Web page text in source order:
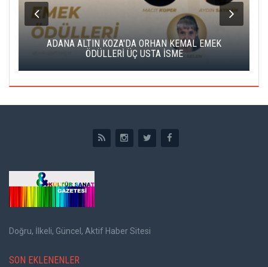
ADANA ALTIN KOZA'DA ORHAN KEMAL EMEK
ÖDÜLLERİ ÜÇ USTA İSME
Doğru, İlkeli, Güncel, Aktif Haber Sitesi
SON EKLENENLER